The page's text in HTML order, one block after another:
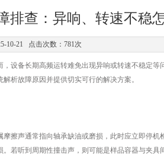
排查：异响、转速不稳
10-21 点击次数：781次
备长期高频运转难免出现异响或转速不稳定等
析故障原因并提供切实可行的解决方案。
擦声通常指向轴承缺油或磨损，此时应立即停机
听到周期性撞击声，则可能是样品容器与夹具